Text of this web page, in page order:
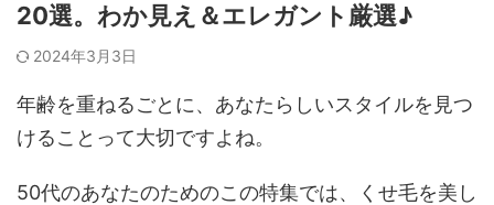
20選。わか見え＆エレガント厳選♪
2024年3月3日
年齢を重ねるごとに、あなたらしいスタイルを見つ
けることって大切ですよね。
50代のあなたのためのこの特集では、くせ毛を美し